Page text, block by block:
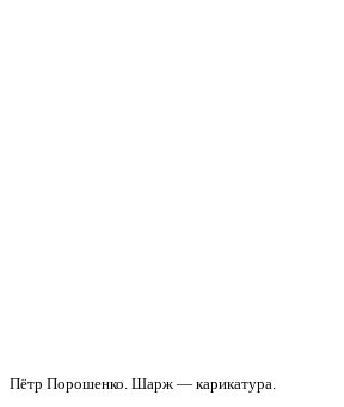
Пётр Порошенко. Шарж — карикатура.